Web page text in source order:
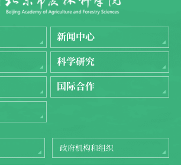
新闻中心
科学研究
国际合作
政府机构和组织